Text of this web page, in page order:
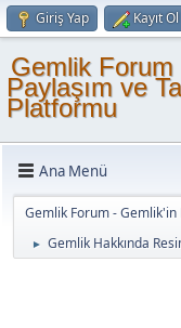
Giriş Yap Kayıt Ol
Gemlik
Paylaşım ve
Platformu
Ana Menü
Gemlik Forum - Gemlik'in
► Gemlik Hakkında